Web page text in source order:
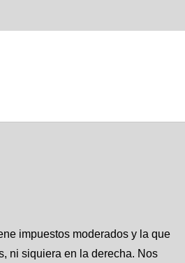
impuestos moderados y la que
ni siquiera en la derecha. Nos